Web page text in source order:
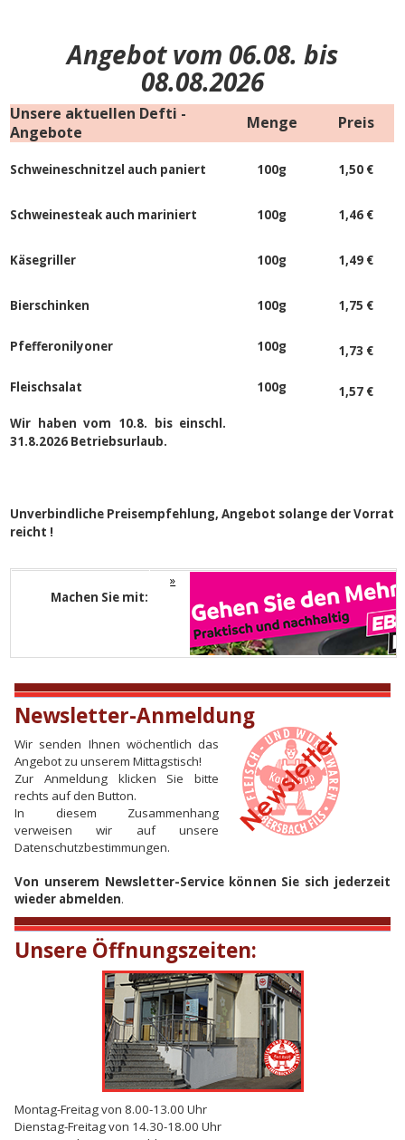
Angebot vom 06.08. bis
08.08.2026
Unsere aktuellen Defti -
Angebote
Menge Preis
Schweineschnitzel auch paniert
100g
1,50 €
Schweinesteak auch mariniert
100g
1,46 €
Käsegriller
100g
1,49 €
Bierschinken
100g 1,75 €
Pfefferonilyoner 100g 1,73 €
Fleischsalat 100g
1,57 €
Wir haben vom 10.8. bis einschl.
31.8.2026 Betriebsurlaub.
Unverbindliche Preisempfehlung, Angebot solange der Vorrat
reicht !
Machen Sie mit:
Newsletter-Anmeldung
Wir senden Ihnen wöchentlich das
Angebot zu unserem Mittagstisch!
Zur Anmeldung klicken Sie bitte
rechts auf den Button.
In diesem Zusammenhang
verweisen wir auf unsere
Datenschutzbestimmungen.
Von unserem Newsletter-Service können Sie sich jederzeit
wieder abmelden.
Unsere Öffnungszeiten:
Montag-Freitag von 8.00-13.00 Uhr
Dienstag-Freitag von 14.30-18.00 Uhr